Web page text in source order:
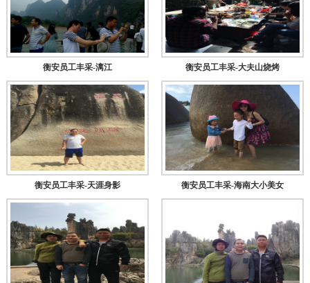
衡安员工丰采-漓江 衡安员工丰采-大夫山烧烤
衡安员工丰采-天涯身影 衡安员工丰采-海南大小美女